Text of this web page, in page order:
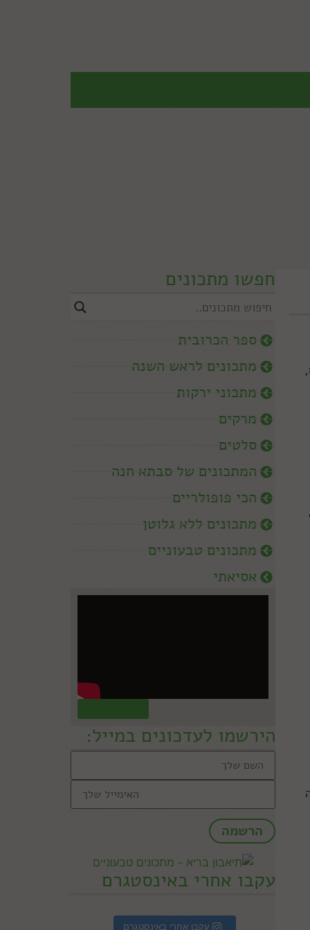
חפשו מתכונים
ספר הכרובית
מתכונים לראש השנה
מתכוני ירקות
מרקים
סלטים
המתכונים של סבתא חנה
הכי פופולריים
מתכונים ללא גלוטן
מתכונים טבעוניים
אסיאתי
הירשמו לעדכונים במייל:
עקבו אחרי באינסטגרם
עקבו אחרי באינסטגרם